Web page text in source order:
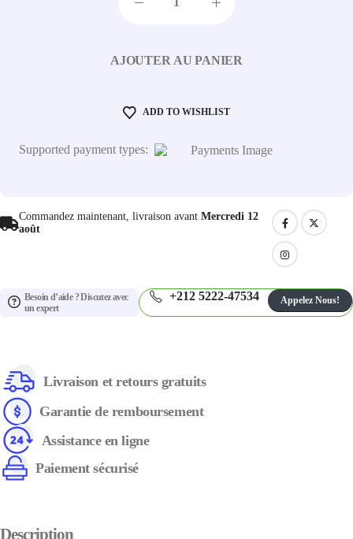
AJOUTER AU PANIER
ADD TO WISHLIST
Supported payment types:
Commandez maintenant, livraison avant Mercredi 12
août
Besoin d’aide ? Discutez avec
un expert
+212 5222-47534 Appelez Nous!
Livraison et retours gratuits
Garantie de remboursement
Assistance en ligne
Paiement sécurisé
Description